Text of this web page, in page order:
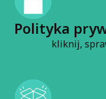
Polityka
kliknij,